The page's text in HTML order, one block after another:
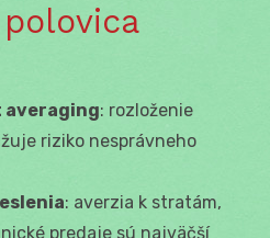
: rozloženie
riziko nesprávneho
: averzia k stratám,
predaje sú najväčší